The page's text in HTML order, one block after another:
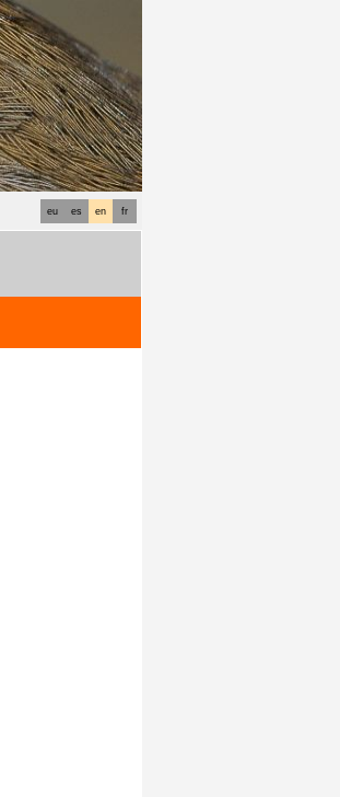
fr
en
es
eu